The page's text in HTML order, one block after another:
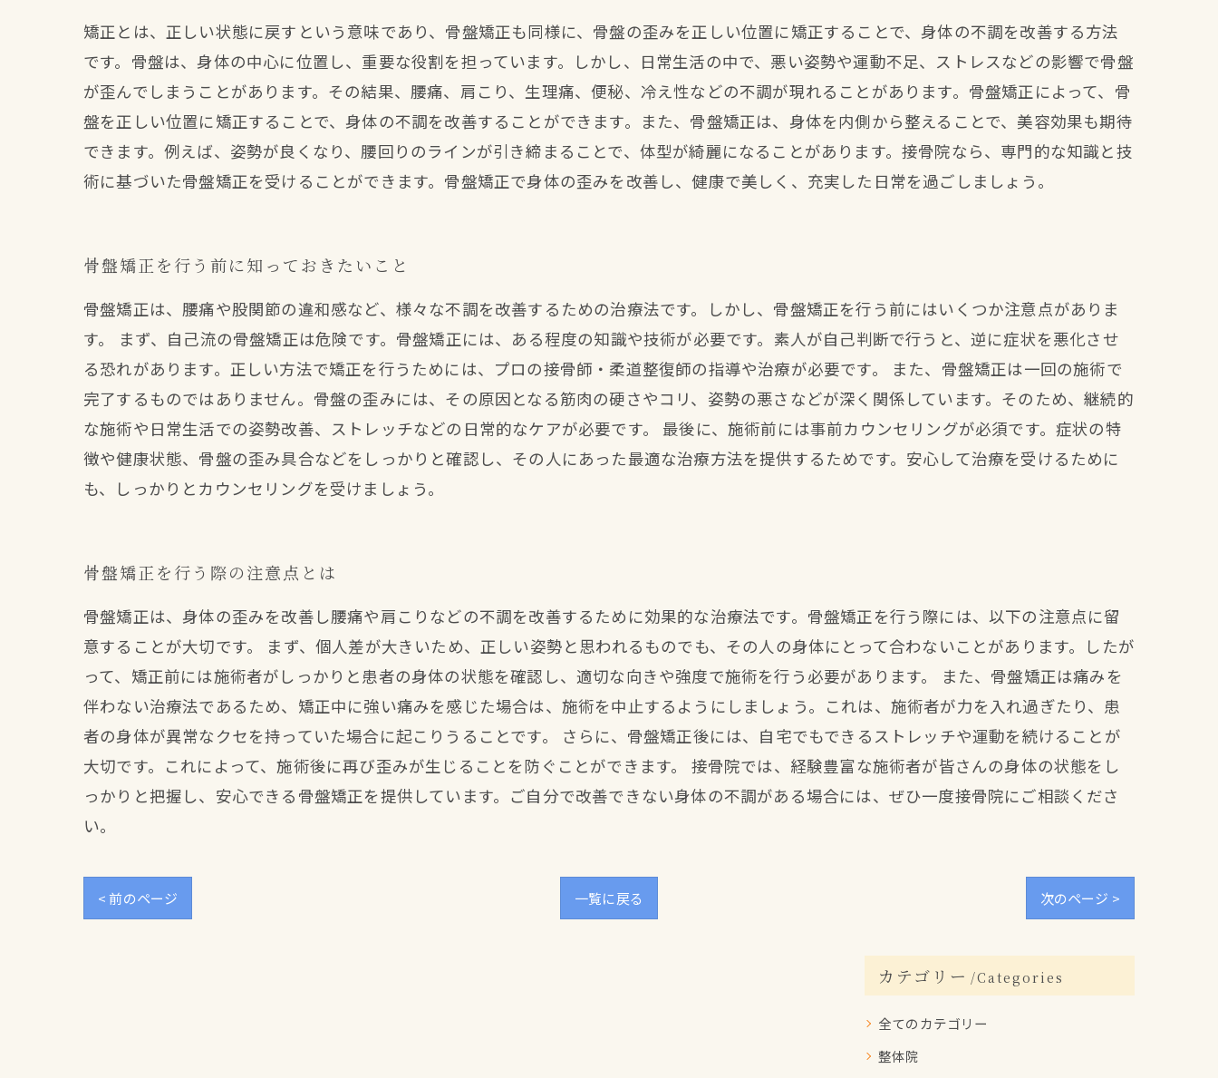
矯正とは、正しい状態に戻すという意味であり、骨盤矯正も同様に、骨盤の歪みを正しい位置に矯正することで、身体の不調を改善する方法
です。骨盤は、身体の中心に位置し、重要な役割を担っています。しかし、日常生活の中で、悪い姿勢や運動不足、ストレスなどの影響で骨盤
が歪んでしまうことがあります。その結果、腰痛、肩こり、生理痛、便秘、冷え性などの不調が現れることがあります。骨盤矯正によって、骨
盤を正しい位置に矯正することで、身体の不調を改善することができます。また、骨盤矯正は、身体を内側から整えることで、美容効果も期待
できます。例えば、姿勢が良くなり、腰回りのラインが引き締まることで、体型が綺麗になることがあります。接骨院なら、専門的な知識と技
術に基づいた骨盤矯正を受けることができます。骨盤矯正で身体の歪みを改善し、健康で美しく、充実した日常を過ごしましょう。
骨盤矯正を行う前に知っておきたいこと
骨盤矯正は、腰痛や股関節の違和感など、様々な不調を改善するための治療法です。しかし、骨盤矯正を行う前にはいくつか注意点がありま
す。 まず、自己流の骨盤矯正は危険です。骨盤矯正には、ある程度の知識や技術が必要です。素人が自己判断で行うと、逆に症状を悪化させ
る恐れがあります。正しい方法で矯正を行うためには、プロの接骨師・柔道整復師の指導や治療が必要です。 また、骨盤矯正は一回の施術で
完了するものではありません。骨盤の歪みには、その原因となる筋肉の硬さやコリ、姿勢の悪さなどが深く関係しています。そのため、継続的
な施術や日常生活での姿勢改善、ストレッチなどの日常的なケアが必要です。 最後に、施術前には事前カウンセリングが必須です。症状の特
徴や健康状態、骨盤の歪み具合などをしっかりと確認し、その人にあった最適な治療方法を提供するためです。安心して治療を受けるために
も、しっかりとカウンセリングを受けましょう。
骨盤矯正を行う際の注意点とは
骨盤矯正は、身体の歪みを改善し腰痛や肩こりなどの不調を改善するために効果的な治療法です。骨盤矯正を行う際には、以下の注意点に留
意することが大切です。 まず、個人差が大きいため、正しい姿勢と思われるものでも、その人の身体にとって合わないことがあります。したが
って、矯正前には施術者がしっかりと患者の身体の状態を確認し、適切な向きや強度で施術を行う必要があります。 また、骨盤矯正は痛みを
伴わない治療法であるため、矯正中に強い痛みを感じた場合は、施術を中止するようにしましょう。これは、施術者が力を入れ過ぎたり、患
者の身体が異常なクセを持っていた場合に起こりうることです。 さらに、骨盤矯正後には、自宅でもできるストレッチや運動を続けることが
大切です。これによって、施術後に再び歪みが生じることを防ぐことができます。 接骨院では、経験豊富な施術者が皆さんの身体の状態をし
っかりと把握し、安心できる骨盤矯正を提供しています。ご自分で改善できない身体の不調がある場合には、ぜひ一度接骨院にご相談くださ
い。
< 前のページ 一覧に戻る 次のページ >
カテゴリー Categories
全てのカテゴリー
整体院